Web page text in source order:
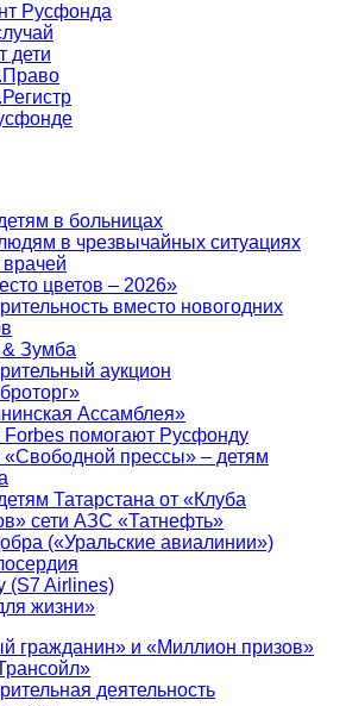
Русфонда
дети
в больницах
в чрезвычайных ситуациях
цветов – 2026»
вместо новогодних
Зумба
аукцион
Ассамблея»
Forbes помогают Русфонду
«Свободной прессы» – детям
Татарстана от «Клуба
сети АЗС «Татнефть»
(«Уральские авиалинии»)
(S7 Airlines)
жизни»
гражданин» и «Миллион призов»
деятельность